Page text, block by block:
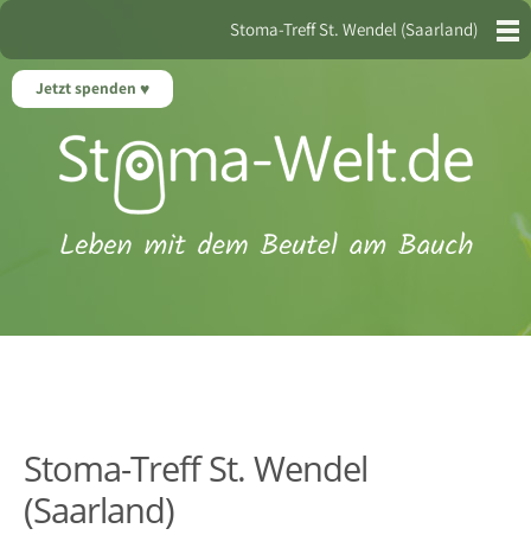
Jetzt spenden
Stoma-Treff St. Wendel (Saarland)
Stoma-Treff St. Wendel
(Saarland)